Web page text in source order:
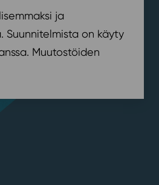
ja
Suunnitelmista on käyty
Muutostöiden